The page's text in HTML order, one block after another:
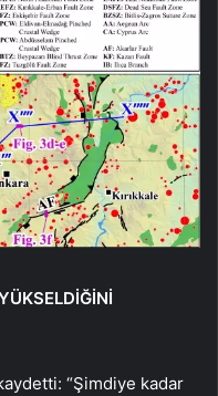
“Şimdiye kadar